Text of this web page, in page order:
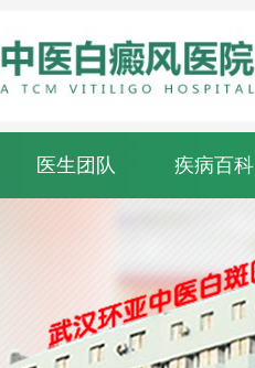
医生团队 疾病百科